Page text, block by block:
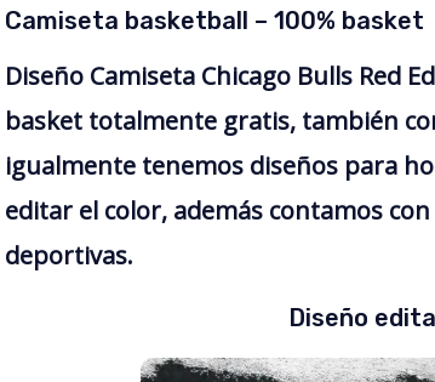
Camiseta basketball – 100% basket
Diseño Camiseta Chicago Bulls Red
basket totalmente gratis, también
igualmente tenemos diseños para
editar el color, además contamos
deportivas.
Diseño